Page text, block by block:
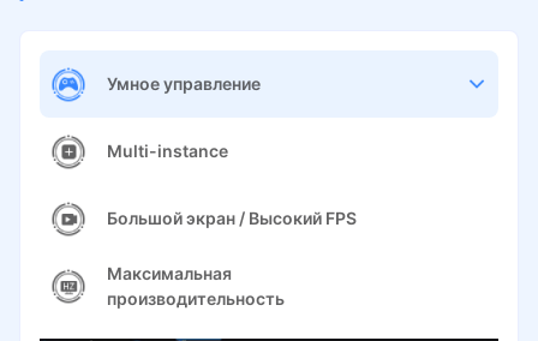
Умное управление
Multi-instance
Большой экран / Высокий FPS
Максимальная
производительность